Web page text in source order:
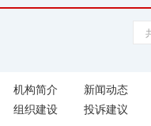
机构简介 新闻动态
组织建设
投诉建议